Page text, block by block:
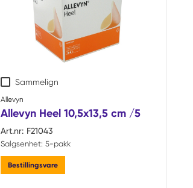
Sammelign
Allevyn
Allevyn Heel 10,5x13,5 cm /5
Art.nr: F21043
Salgsenhet: 5-pakk
Bestillingsvare